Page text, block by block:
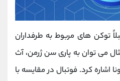
قبلاً توکن های مربوط به طرفداران
می توان به پاری سن ژرمن، آث
اشاره کرد. فوتبال در مقایسه با